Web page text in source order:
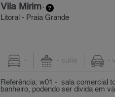
Vila Mirim-
Litoral - Praia Grande
- - suíte -
Referência: w01 - sala comercial
banheiro, podendo ser divida em